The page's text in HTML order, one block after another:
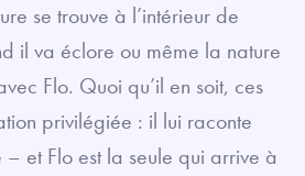
se trouve à l’intérieur de
il va éclore ou même la nature
Flo. Quoi qu’il en soit, ces
privilégiée : il lui raconte
– et Flo est la seule qui arrive à